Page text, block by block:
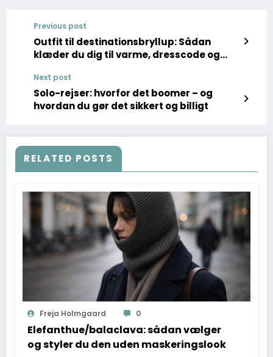
Previous post
Outfit til destinationsbryllup: Sådan
klæder du dig til varme, dresscode og
Next post
Solo-rejser: hvorfor det boomer – og
hvordan du gør det sikkert og billigt
RELATED POSTS
Freja Holmgaard 0
Elefanthue/balaclava: sådan vælger
og styler du den uden maskeringslook